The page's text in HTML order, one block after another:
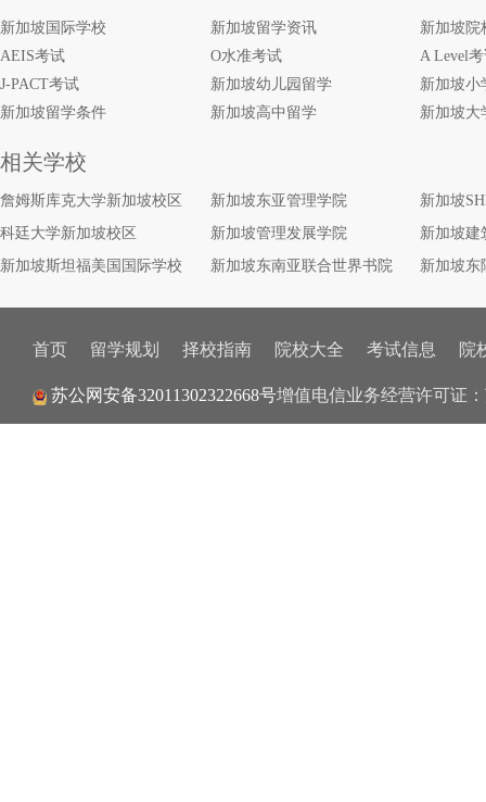
新加坡国际学校 新加坡留学资讯
新加坡院
AEIS考试
O水准考试
A Level
J-PACT考试
新加坡幼儿园留学
新加坡小
新加坡留学条件
新加坡高中留学 新加坡大
相关学校
詹姆斯库克大学新加坡校区 新加坡东亚管理学院
新加坡
科廷大学新加坡校区
新加坡管理发展学院
新加坡建
新加坡斯坦福美国国际学校
新加坡东南亚联合世界书院 新加坡东
首页 留学规划 择校指南 院校大全 考试信息 院
苏公网安备32011302322668号增值电信业务经营许可证：